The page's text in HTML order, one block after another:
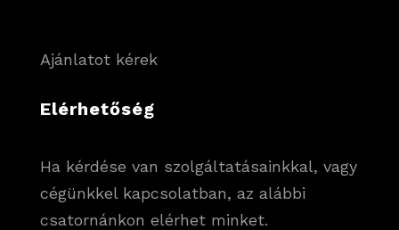
Ajánlatot kérek
Elérhetőség
Ha kérdése van szolgáltatásainkkal, vagy
cégünkkel kapcsolatban, az alábbi
csatornánkon elérhet minket.